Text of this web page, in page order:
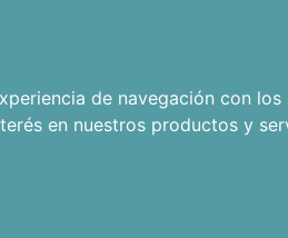
de navegación con los
en nuestros productos y